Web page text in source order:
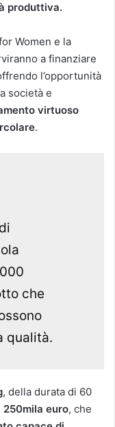
produttiva.
Women e la
a finanziare
l’opportunità
società e
virtuoso
.
che
qualità.
, della durata di 60
euro, che